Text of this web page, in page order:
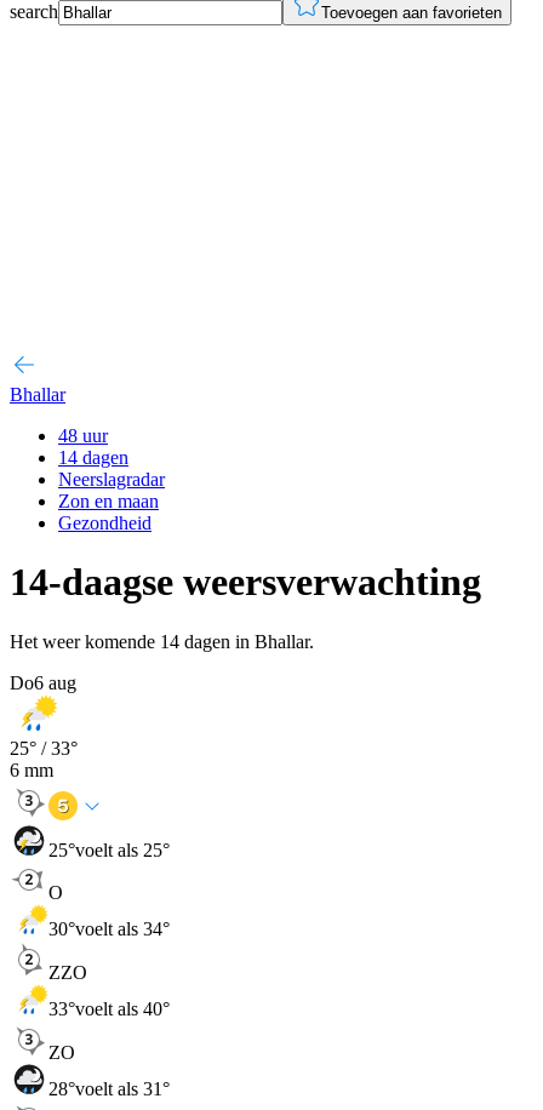
search Toevoegen aan favorieten
Bhallar
48 uur
14 dagen
Neerslagradar
Zon en maan
Gezondheid
14-daagse weersverwachting
Het weer komende 14 dagen in Bhallar.
Do6 aug
25° /33°
6 mm
25°voelt als 25°
O
30°voelt als 34°
ZZO
33°voelt als 40°
ZO
28°voelt als 31°